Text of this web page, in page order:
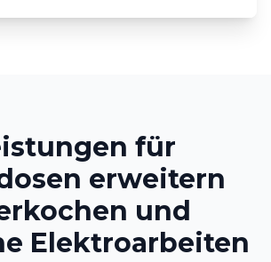
für
erweitern
und
Elektroarbeiten